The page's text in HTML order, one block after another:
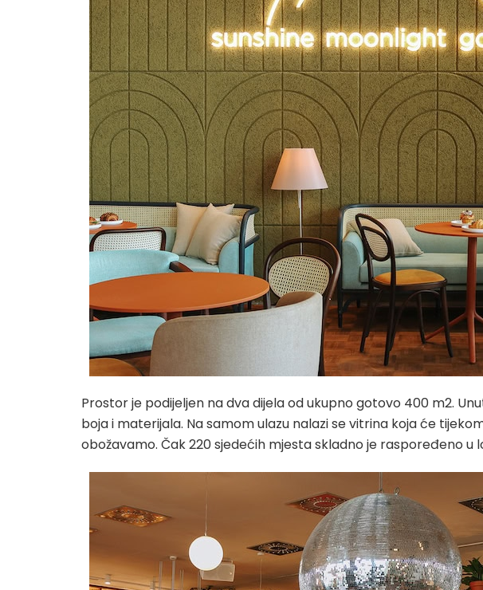
Prostor je podijeljen na dva dijela od ukupno gotovo 400 m2.
boja i materijala. Na samom ulazu nalazi se vitrina koja će
obožavamo. Čak 220 sjedećih mjesta skladno je raspoređeno u